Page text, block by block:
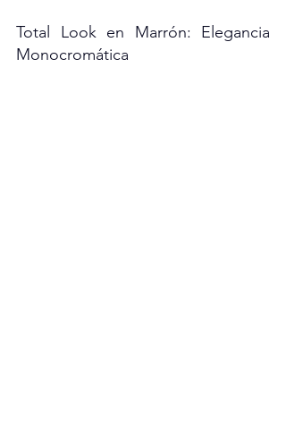
Total Look en Marrón: Elegancia
Monocromática